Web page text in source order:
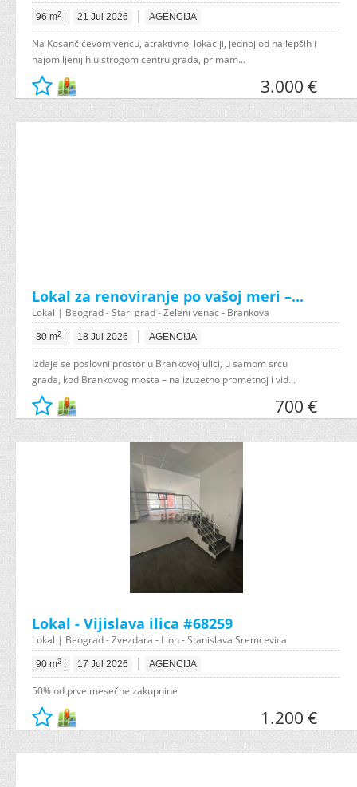
96 m2 21 Jul 2026 | AGENCIJA
Na Kosančićevom vencu, atraktivnoj lokaciji, jednoj od najlepših i
najomiljenijih u strogom centru grada, primam...
3.000 €
Lokal za renoviranje po vašoj meri –...
Lokal | Beograd - Stari grad - Zeleni venac - Brankova
30 m2 18 Jul 2026 | AGENCIJA
Izdaje se poslovni prostor u Brankovoj ulici, u samom srcu
grada, kod Brankovog mosta – na izuzetno prometnoj i vid...
700 €
Lokal - Vijislava ilica #68259
Lokal | Beograd - Zvezdara - Lion - Stanislava Sremcevica
90 m2 17 Jul 2026 | AGENCIJA
50% od prve mesečne zakupnine
1.200 €